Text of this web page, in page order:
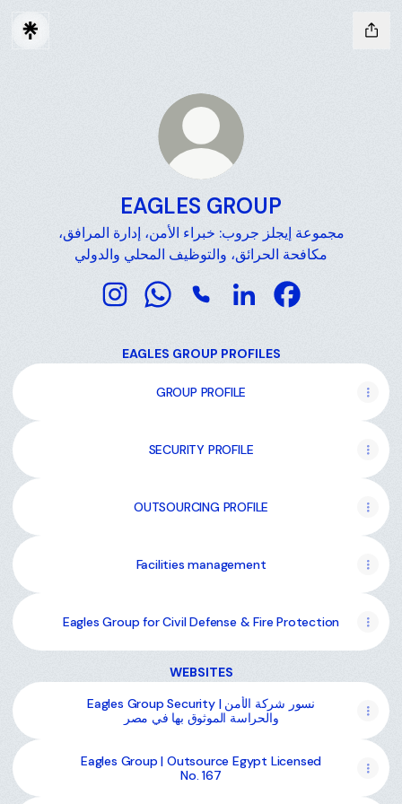
EAGLES GROUP
مجموعة إيجلز جروب: خبراء الأمن، إدارة المرافق،
مكافحة الحرائق، والتوظيف المحلي والدولي
EAGLES GROUP PROFILES
GROUP PROFILE
SECURITY PROFILE
OUTSOURCING PROFILE
Facilities management
Eagles Group for Civil Defense & Fire Protection
WEBSITES
Eagles Group Security | نسور شركة الأمن
والحراسة الموثوق بها في مصر
Eagles Group | Outsource Egypt Licensed
No. 167